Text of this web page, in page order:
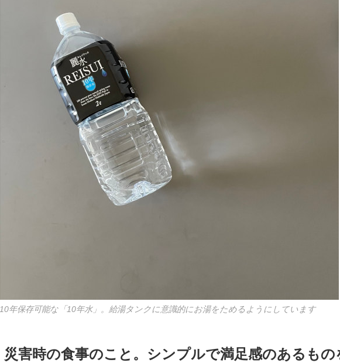
10年保存可能な「10年水」。給湯タンクに意識的にお湯をためるようにしています
災害時の食事のこと。シンプルで満足感のあるもの